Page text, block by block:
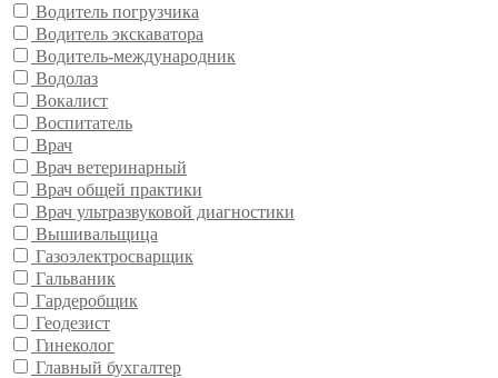
Водитель погрузчика
Водитель экскаватора
Водитель-международник
Водолаз
Вокалист
Воспитатель
Врач
Врач ветеринарный
Врач общей практики
Врач ультразвуковой диагностики
Вышивальщица
Газоэлектросварщик
Гальваник
Гардеробщик
Геодезист
Гинеколог
Главный бухгалтер